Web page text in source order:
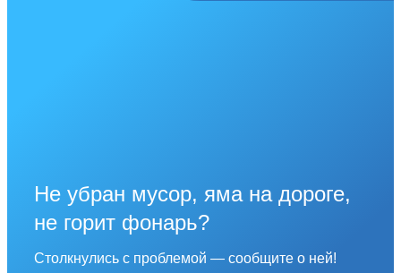
Не убран мусор, яма на дороге,
не горит фонарь?
Столкнулись с проблемой — сообщите о ней!